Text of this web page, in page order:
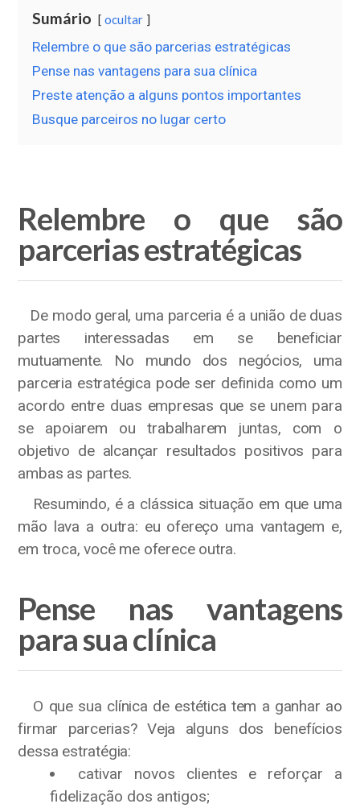
Sumário ocultar
Relembre o que são parcerias estratégicas
Pense nas vantagens para sua clínica
Preste atenção a alguns pontos importantes
Busque parceiros no lugar certo
Relembre o que são
parcerias estratégicas
De modo geral, uma parceria é a união de duas
partes interessadas em se beneficiar
mutuamente. No mundo dos negócios, uma
parceria estratégica pode ser definida como um
acordo entre duas empresas que se unem para
se apoiarem ou trabalharem juntas, com o
objetivo de alcançar resultados positivos para
ambas as partes.
Resumindo, é a clássica situação em que uma
mão lava a outra: eu ofereço uma vantagem e,
em troca, você me oferece outra.
Pense nas vantagens
para sua clínica
O que sua clínica de estética tem a ganhar ao
firmar parcerias? Veja alguns dos benefícios
dessa estratégia:
cativar novos clientes e reforçar a
fidelização dos antigos;